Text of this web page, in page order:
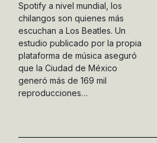
Spotify a nivel mundial, los
chilangos son quienes más
escuchan a Los Beatles. Un
estudio publicado por la propia
plataforma de música aseguró
que la Ciudad de México
generó más de 169 mil
reproducciones…